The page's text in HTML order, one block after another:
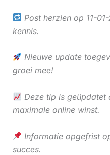
Post herzien op 11-
kennis.
Nieuwe update
groei mee!
Deze tip is
maximale online winst.
Informatie opgefrist
succes.